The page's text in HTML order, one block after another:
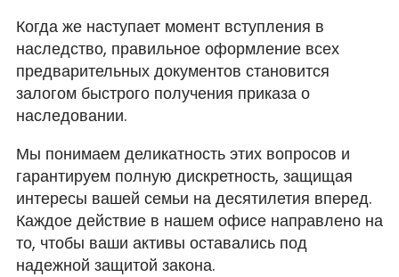
Когда же наступает момент вступления в
наследство, правильное оформление всех
предварительных документов становится
залогом быстрого получения приказа о
наследовании.
Мы понимаем деликатность этих вопросов и
гарантируем полную дискретность, защищая
интересы вашей семьи на десятилетия вперед.
Каждое действие в нашем офисе направлено на
то, чтобы ваши активы оставались под
надежной защитой закона.